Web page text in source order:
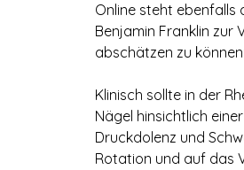
Online steht ebenfalls
Benjamin Franklin zur
abschätzen zu können:
Klinisch sollte in der
Nägel hinsichtlich
Druckdolenz und
Rotation und auf das